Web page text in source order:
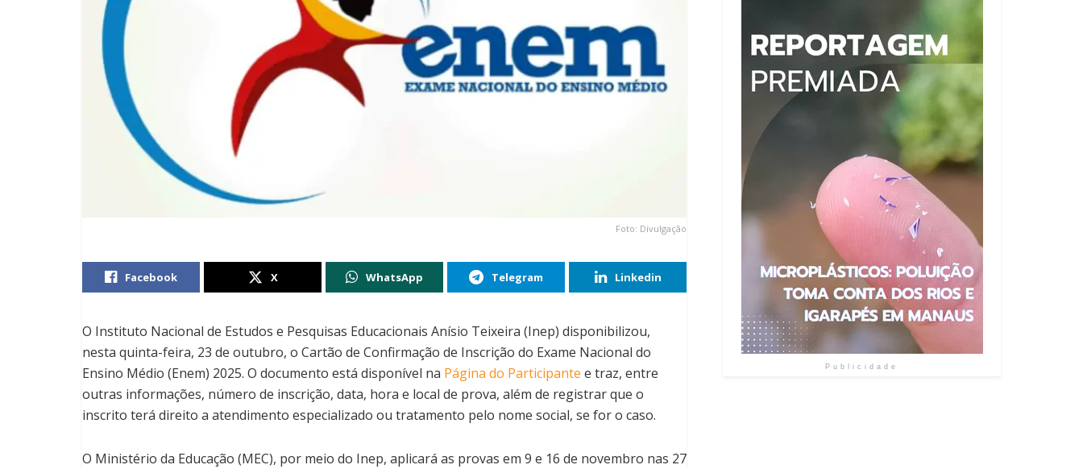
Foto: Divulgação
Facebook X WhatsApp Telegram Linkedin
O Instituto Nacional de Estudos e Pesquisas Educacionais Anísio Teixeira (Inep) disponibilizou,
nesta quinta-feira, 23 de outubro, o Cartão de Confirmação de Inscrição do Exame Nacional do
Ensino Médio (Enem) 2025. O documento está disponível na Página do Participante e traz, entre
outras informações, número de inscrição, data, hora e local de prova, além de registrar que o
inscrito terá direito a atendimento especializado ou tratamento pelo nome social, se for o caso.
O Ministério da Educação (MEC), por meio do Inep, aplicará as provas em 9 e 16 de novembro nas 27
Publicidade